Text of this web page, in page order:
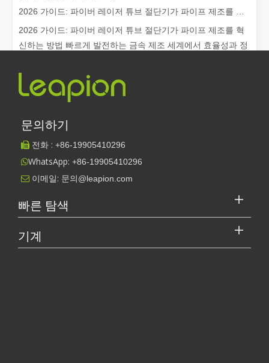
레이저 제거 페인트, 페인트를 제거하는 가장 좋은 방법을 선택해야 합니다.
2026 가이드: 파이버 레이저 튜브 절단기가 파이프 제조를 혁
신하는 방법 빠르게 발전하는 금속 제조 세계에서 효율성과 정
문의하기
 전화 : +86-19905410296
WhatsApp: +86-19905410296
 이메일: 문의@leapion.com
빠른 탐색
기계